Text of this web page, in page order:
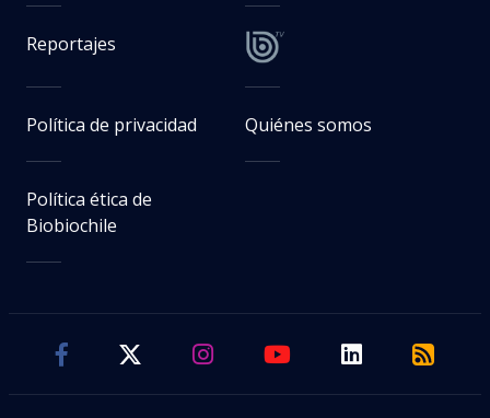
Reportajes
Política de privacidad Quiénes somos
Política ética de
Biobiochile